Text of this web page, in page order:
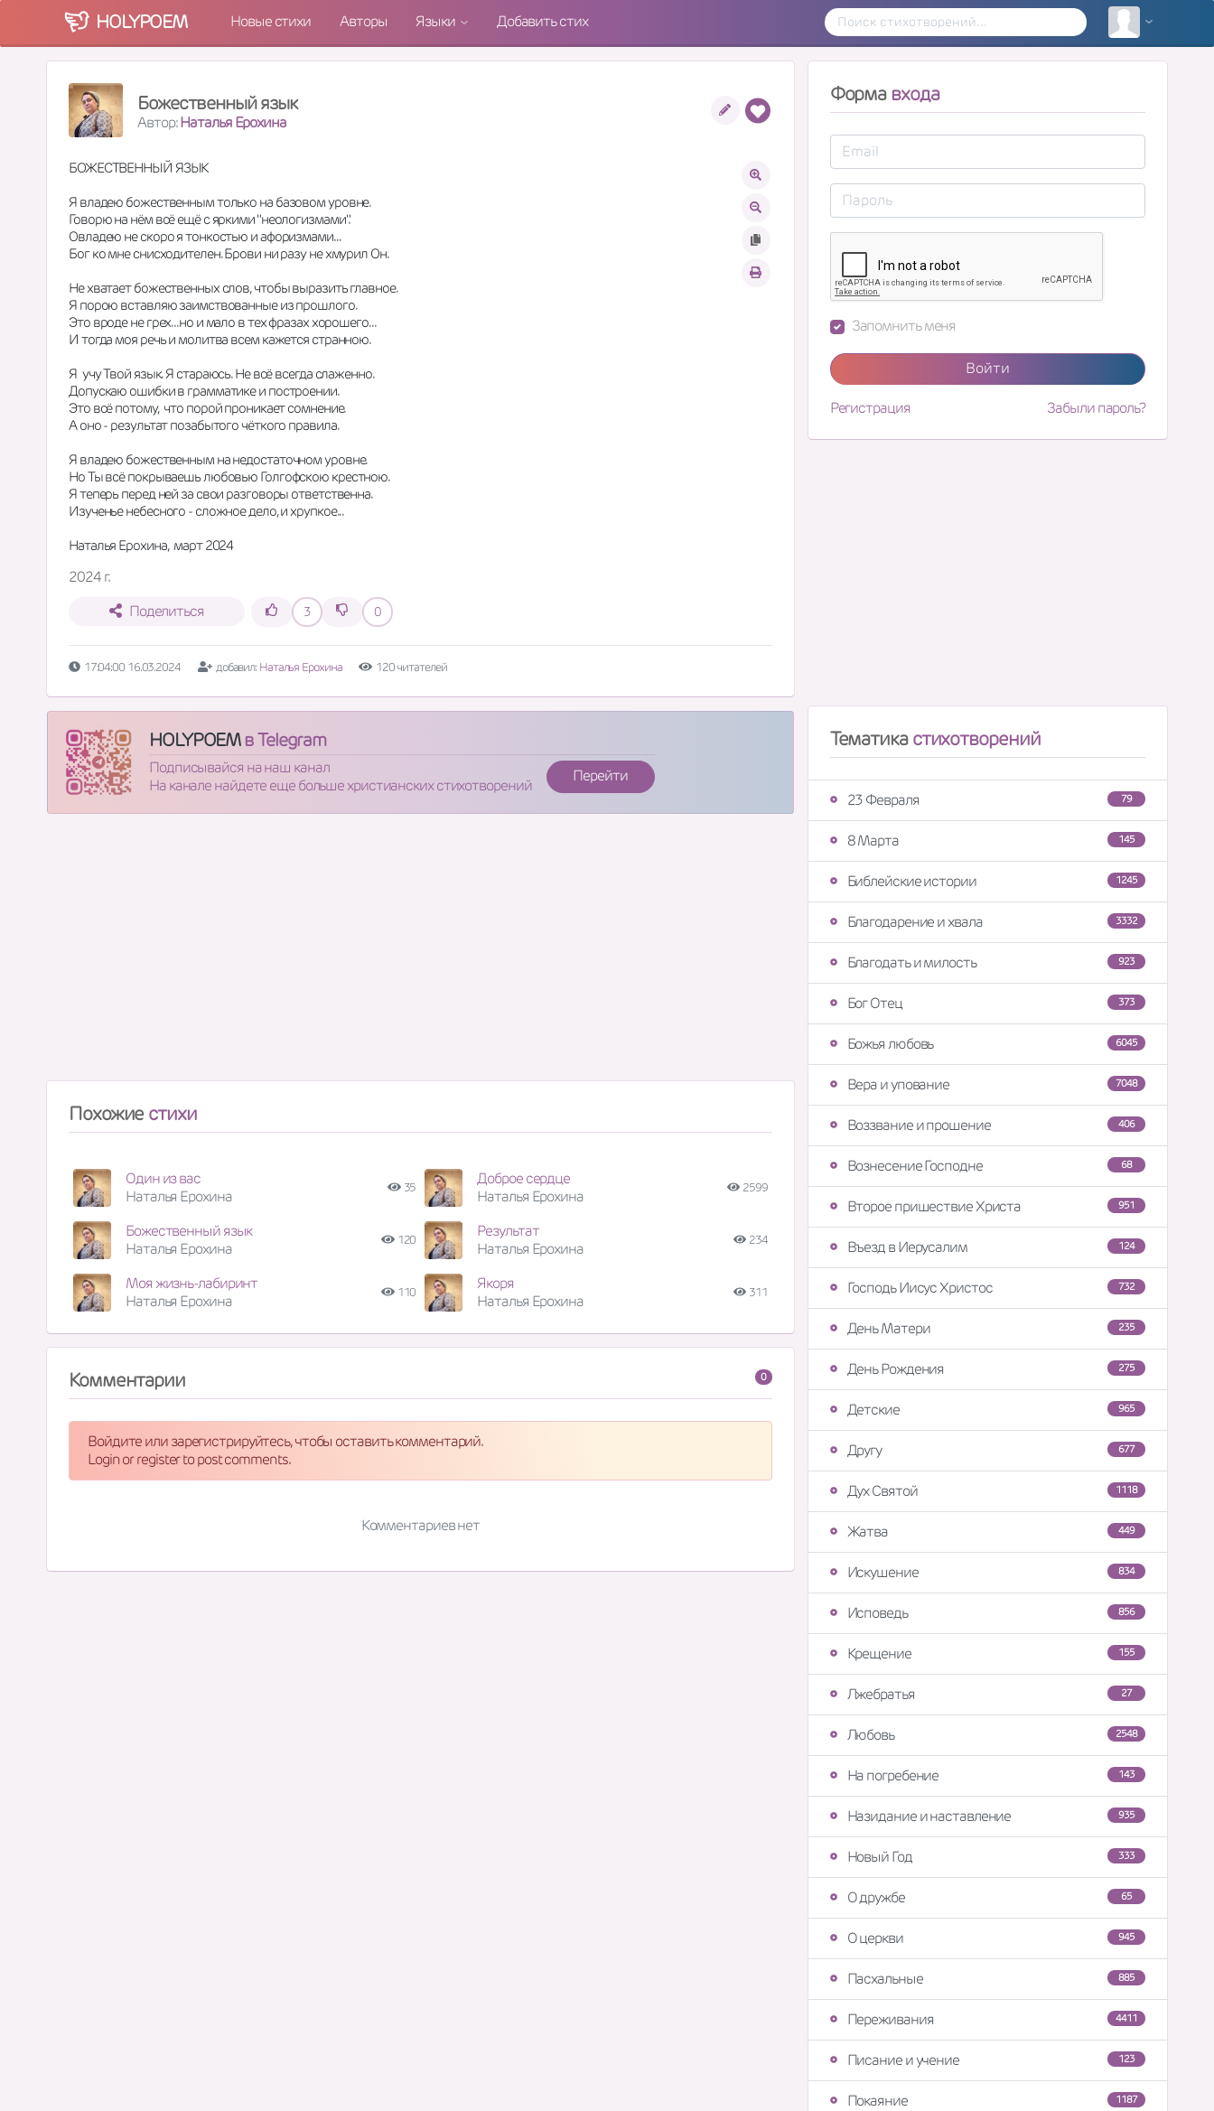
HOLYPOEM Новые стихи Авторы Языки Добавить стих
Божественный язык
Автор:Наталья Ерохина
БОЖЕСТВЕННЫЙ ЯЗЫК
Я владею божественным только на базовом уровне.
Говорю на нём всё ещё с яркими "неологизмами".
Овладею не скоро я тонкостью и афоризмами...
Бог ко мне снисходителен. Брови ни разу не хмурил Он.
Не хватает божественных слов, чтобы выразить главное.
Я порою вставляю заимствованные из прошлого.
Это вроде не грех...но и мало в тех фразах хорошего...
И тогда моя речь и молитва всем кажется странною.
Я  учу Твой язык. Я стараюсь. Не всё всегда слаженно.
Допускаю ошибки в грамматике и построении.
Это всё потому,  что порой проникает сомнение.
А оно - результат позабытого чёткого правила.
Я владею божественным на недостаточном уровне.
Но Ты всё покрываешь любовью Голгофскою крестною.
Я теперь перед ней за свои разговоры ответственна.
Изученье небесного - сложное дело, и хрупкое...
Наталья Ерохина,  март 2024
2024 г.
Поделиться
3 0
17:04:00 16.03.2024 добавил: Наталья Ерохина 120 читателей
HOLYPOEMв Telegram
Подписывайся на наш канал
На канале найдете еще больше христианских стихотворений
Перейти
Похожие стихи
Один из вас
Наталья Ерохина
35
Доброе сердце
Наталья Ерохина
2599
Божественный язык
Наталья Ерохина
120
Результат
Наталья Ерохина
234
Моя жизнь-лабиринт
Наталья Ерохина
110
Якоря
Наталья Ерохина
311
0
Комментарии
Войдите или зарегистрируйтесь, чтобы оставить комментарий.
Login or register to post comments.
Комментариев нет
Форма входа
Запомнить меня
Войти
Регистрация Забыли пароль?
Тематикастихотворений
79
23 Февраля
145
8 Марта
1245
Библейские истории
3332
Благодарение и хвала
923
Благодать и милость
373
Бог Отец
6045
Божья любовь
7048
Вера и упование
406
Воззвание и прошение
68
Вознесение Господне
951
Второе пришествие Христа
124
Въезд в Иерусалим
732
Господь Иисус Христос
235
День Матери
275
День Рождения
965
Детские
677
Другу
1118
Дух Святой
449
Жатва
834
Искушение
856
Исповедь
155
Крещение
27
Лжебратья
2548
Любовь
143
На погребение
935
Назидание и наставление
333
Новый Год
65
О дружбе
945
О церкви
885
Пасхальные
4411
Переживания
123
Писание и учение
1187
Покаяние